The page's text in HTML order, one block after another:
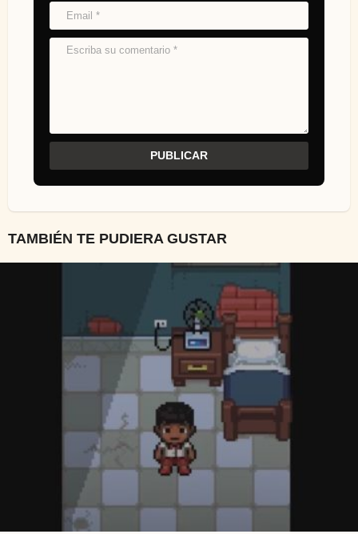
TAMBIÉN TE PUDIERA GUSTAR